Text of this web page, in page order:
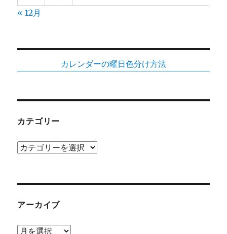
« 12月
カレンダーの曜日色分け方法
カテゴリー
カ
ー
アーカイブ
ア